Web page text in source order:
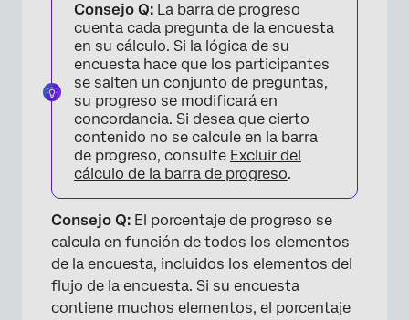
×
Consejo Q: La barra de progreso
cuenta cada pregunta de la encuesta
en su cálculo. Si la lógica de su
encuesta hace que los participantes
se salten un conjunto de preguntas,
su progreso se modificará en
concordancia. Si desea que cierto
contenido no se calcule en la barra
de progreso, consulte Excluir del
cálculo de la barra de progreso.
Consejo Q: El porcentaje de progreso se
calcula en función de todos los elementos
de la encuesta, incluidos los elementos del
flujo de la encuesta. Si su encuesta
contiene muchos elementos, el porcentaje